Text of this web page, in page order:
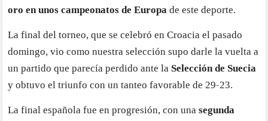
oro en unos campeonatos de Europa de este deporte.
La final del torneo, que se celebró en Croacia el pasado
domingo, vio como nuestra selección supo darle la vuelta a
un partido que parecía perdido ante la Selección de Suecia
y obtuvo el triunfo con un tanteo favorable de 29-23.
La final española fue en progresión, con unasegunda